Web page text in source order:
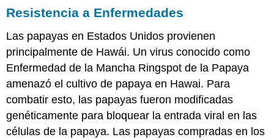
Resistencia a Enfermedades
Las papayas en Estados Unidos provienen
principalmente de Hawái. Un virus conocido como
Enfermedad de la Mancha Ringspot de la Papaya
amenazó el cultivo de papaya en Hawai. Para
combatir esto, las papayas fueron modificadas
genéticamente para bloquear la entrada viral en las
células de la papaya. Las papayas compradas en los